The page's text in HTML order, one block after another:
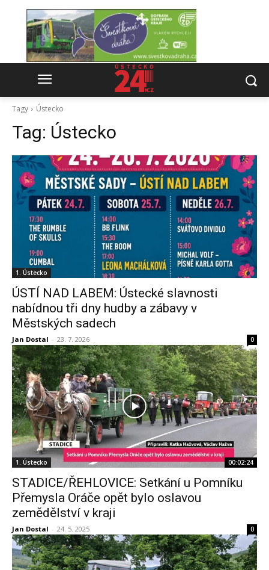
Tagy Ústecko
Tag: Ústecko
1. Ústecko
ÚSTÍ NAD LABEM: Ústecké slavnosti
nabídnou tři dny hudby a zábavy v
Městských sadech
Jan Dostal - 23. 7. 2026 0
1. Ústecko 00:02:24
STADICE/ŘEHLOVICE: Setkání u Pomníku
Přemysla Oráče opět bylo oslavou
zemědělství v kraji
Jan Dostal - 24. 5. 2025 0